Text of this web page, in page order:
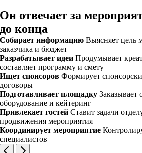
Он отвечает за
до конца
Собирает информацию Выясняет цель
заказчика и бюджет
Разрабатывает идеи Продумывает
составляет программу и смету
Ищет спонсоров Формирует
договоры
Подготавливает площадку
оборудование и кейтеринг
Привлекает гостей Ставит задачи
продвижения мероприятия
Координирует мероприятие
специалистов